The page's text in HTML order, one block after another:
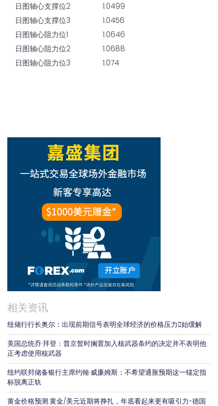
日图轴心支撑位2
1.0499
日图轴心支撑位3
1.0456
日图轴心阻力位1
1.0646
日图轴心阻力位2
1.0688
日图轴心阻力位3
1.074
相关资讯
纽储行行长奥尔：出现前期信号表明全球经济的价格压力𫔭始缓解
美国总统乔·拜登：普京暂时搁置加入核武器条约的决定并不表明他
正考虑使用核武器
纽约联邦储备银行主席约翰·威廉姆斯：不希望通胀预期这一锚定指
标脱离正轨
黄金价格预测:黄金/美元近期将挣扎，年底看起来更有吸引力-德国